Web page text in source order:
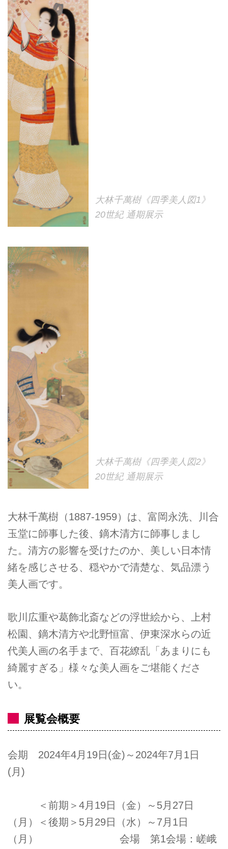
大林千萬樹《四季美人図1》
20世紀 通期展示
大林千萬樹《四季美人図2》
20世紀 通期展示
大林千萬樹（1887‐1959）は、富岡永洗、川合
玉堂に師事した後、鏑木清方に師事しまし
た。清方の影響を受けたのか、美しい日本情
緒を感じさせる、穏やかで清楚な、気品漂う
美人画です。
歌川広重や葛飾北斎などの浮世絵から、上村
松園、鏑木清方や北野恒富、伊東深水らの近
代美人画の名手まで、百花繚乱「あまりにも
綺麗すぎる」様々な美人画をご堪能くださ
い。
展覧会概要
会期 2024年4月19日(金)～2024年7月1日
(月)
＜前期＞4月19日（金）～5月27日
（月）＜後期＞5月29日（水）～7月1日
（月） 会場 第1会場：嵯峨